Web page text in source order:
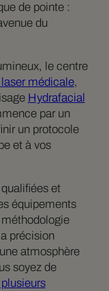
de pointe :
du
le centre
laser médicale,
Hydrafacial
par un
un protocole
et à vos
et
équipements
précision
atmosphère
soyez de